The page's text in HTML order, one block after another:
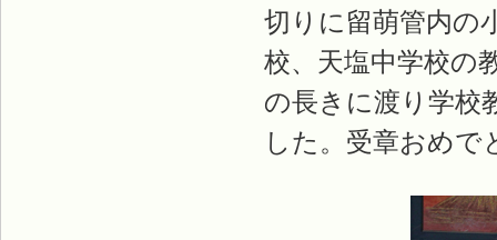
切りに留萌管内の
校、天塩中学校の
の長きに渡り学校
した。受章おめで